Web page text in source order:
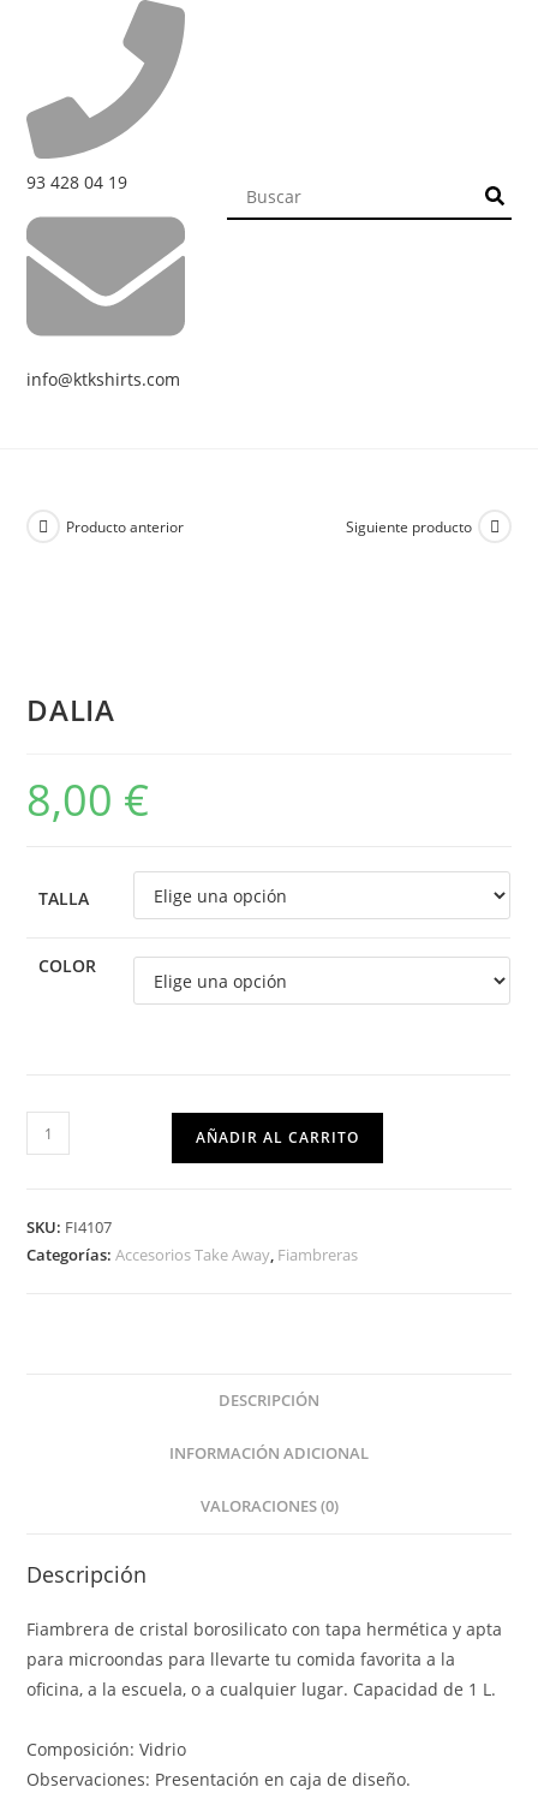
93 428 04 19
info@ktkshirts.com
Producto anterior Siguiente producto
DALIA
8,00 €
TALLA
COLOR
AÑADIR AL CARRITO
SKU: FI4107
Categorías:Accesorios Take Away, Fiambreras
DESCRIPCIÓN
INFORMACIÓN ADICIONAL
VALORACIONES (0)
Descripción
Fiambrera de cristal borosilicato con tapa hermética y apta
para microondas para llevarte tu comida favorita a la
oficina, a la escuela, o a cualquier lugar. Capacidad de 1 L.
Composición: Vidrio
Observaciones: Presentación en caja de diseño.